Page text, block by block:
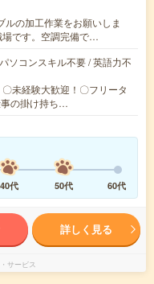
の加工作業をお願いしま
場です。空調完備で…
ソコンスキル不要 / 英語力不
未経験大歓迎！〇フリータ
の掛け持ち…
40代 50代 60代
詳しく見る
サービス